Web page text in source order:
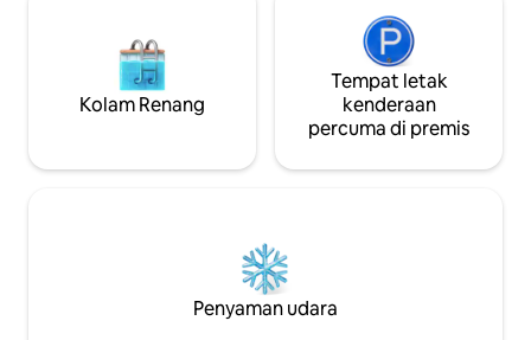
Kolam Renang
Tempat letak
kenderaan
percuma di premis
Penyaman udara